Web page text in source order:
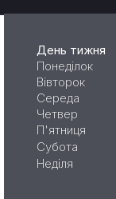
День тижня
Понеділок
Вівторок
Середа
Четвер
П'ятниця
Субота
Неділя